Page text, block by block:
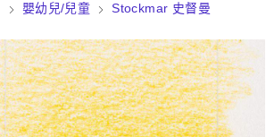
嬰幼兒/兒童 Stockmar 史督曼